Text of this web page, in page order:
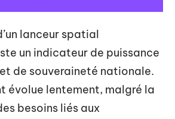
lanceur spatial
un indicateur de puissance
de souveraineté nationale.
évolue lentement, malgré la
besoins liés aux